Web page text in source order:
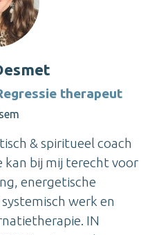
therapeut
& spiritueel coach
kan bij mij terecht voor
energetische
werk en
IN